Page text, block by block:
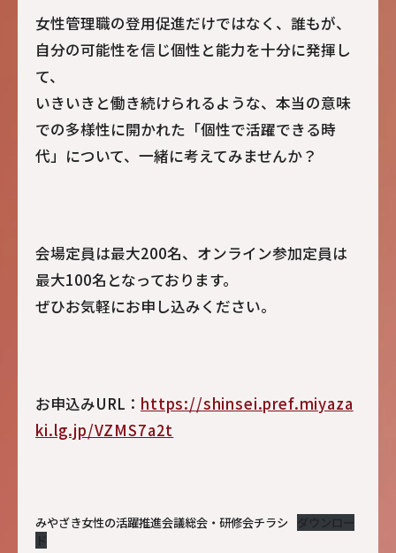
女性管理職の登用促進だけではなく、誰もが、
自分の可能性を信じ個性と能力を十分に発揮し
て、
いきいきと働き続けられるような、本当の意味
での多様性に開かれた「個性で活躍できる時
代」について、一緒に考えてみませんか？
会場定員は最大200名、オンライン参加定員は
最大100名となっております。
ぜひお気軽にお申し込みください。
お申込みURL： https://shinsei.pref.miyaza
ki.lg.jp/VZMS7a2t
みやざき女性の活躍推進会議総会・研修会チラシ
ダウンロー
ド